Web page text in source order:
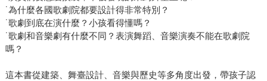
˙為什麼各國歌劇院都要設計得非常特別？
˙歌劇到底在演什麼？小孩看得懂嗎？
˙歌劇和音樂劇有什麼不同？表演舞蹈、音樂演奏不能在歌劇院
嗎？
這本書從建築、舞臺設計、音樂與歷史等多角度出發，帶孩子認